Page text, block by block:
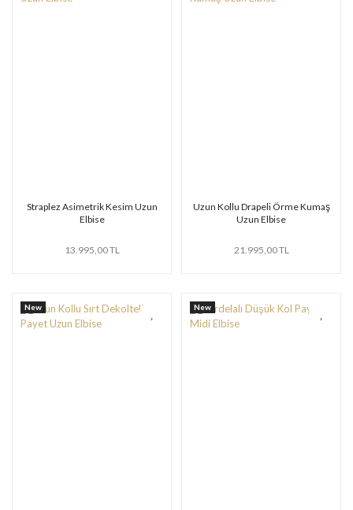
Straplez Asimetrik Kesim Uzun
Elbise
13.995,00 TL
Uzun Kollu Drapeli Örme Kumaş
Uzun Elbise
21.995,00 TL
New New